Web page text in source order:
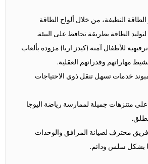
النظيفة، من خلال ألواح الطاقة
الطاقة بطريقة تحافظ على البيئة.
للأطفال آمنة (كيدز اريا) مزودة بألعاب
مهاراتهم وقدراتهم العقلية.
خدمات تسهل تنقل ذوي الاحتياجات
متنزهات جميلة لممارسة رياضة اليوجا
فريق محترف لصيانة المرافق والوحدات
بشكل سلس ودائم.